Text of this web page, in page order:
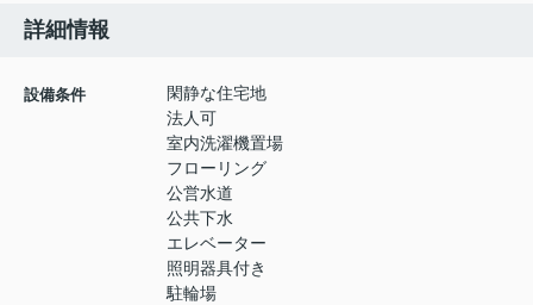
詳細情報
設備条件
閑静な住宅地
法人可
室内洗濯機置場
フローリング
公営水道
公共下水
エレベーター
照明器具付き
駐輪場